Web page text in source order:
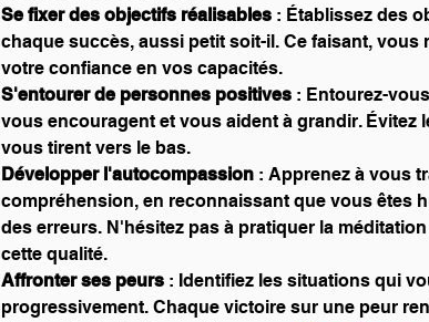
Se fixer des objectifs réalisables : Établissez des
chaque succès, aussi petit soit-il. Ce faisant,
votre confiance en vos capacités.
S'entourer de personnes positives : Entourez-
vous encouragent et vous aident à grandir.
vous tirent vers le bas.
Développer l'autocompassion : Apprenez à vous
compréhension, en reconnaissant que vous êtes
des erreurs. N'hésitez pas à pratiquer la
cette qualité.
Affronter ses peurs : Identifiez les situations qui
progressivement. Chaque victoire sur une peur